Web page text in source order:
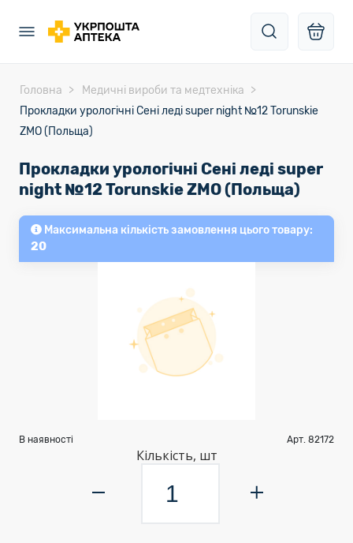
Головна
Медичні вироби та медтехніка
Прокладки урологічні Сені леді super night №12 Torunskie
ZMO (Польща)
Прокладки урологічні Сені леді super
night №12 Torunskie ZMO (Польща)
Максимальна кількість замовлення цього товару:
20
В наявності Арт. 82172
Кількість, шт